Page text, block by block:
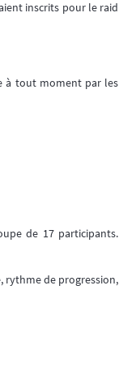
inscrits pour le raid
à tout moment par les
de 17 participants.
rythme de progression,